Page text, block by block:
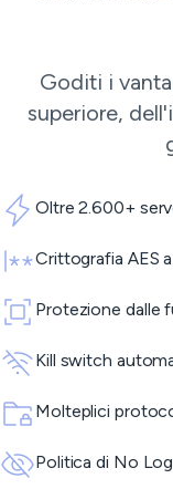
Goditi i
superiore,
Oltre 2.600+
Crittografia AES
Protezione dalle
Kill switch
Molteplici
Politica di No